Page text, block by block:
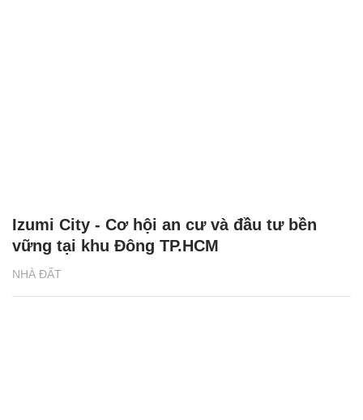
NHÀ ĐẤT
Izumi City - Cơ hội an cư và đầu tư bền
vững tại khu Đông TP.HCM